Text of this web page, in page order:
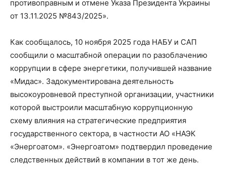
противоправным и отмене Указа Президента Украины
от 13.11.2025 №843/2025».
Как сообщалось, 10 ноября 2025 года НАБУ и САП
сообщили о масштабной операции по разоблачению
коррупции в сфере энергетики, получившей название
«Мидас». Задокументирована деятельность
высокоуровневой преступной организации, участники
которой выстроили масштабную коррупционную
схему влияния на стратегические предприятия
государственного сектора, в частности АО «НАЭК
«Энергоатом». «Энергоатом» подтвердил проведение
следственных действий в компании в тот же день.